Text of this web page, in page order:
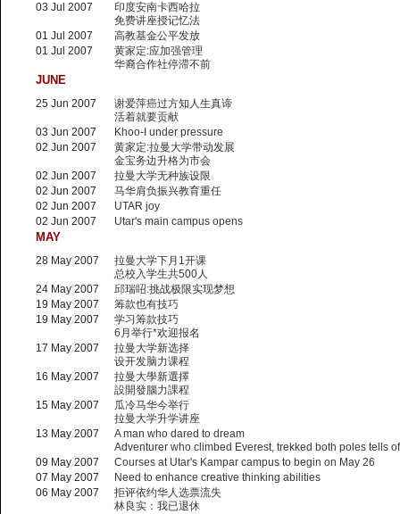
03 Jul 2007
印度安南卡西哈拉
免费讲座授记忆法
01 Jul 2007
高教基金公平发放
01 Jul 2007
黄家定:应加强管理
华裔合作社停滞不前
JUNE
25 Jun 2007
谢爱萍癌过方知人生真谛
活着就要贡献
03 Jun 2007
Khoo-I under pressure
02 Jun 2007
黄家定:拉曼大学带动发展
金宝务边升格为市会
02 Jun 2007
拉曼大学无种族设限
02 Jun 2007
马华肩负振兴教育重任
02 Jun 2007
UTAR joy
02 Jun 2007
Utar's main campus opens
MAY
28 May 2007
拉曼大学下月1开课
总校入学生共500人
24 May 2007
邱瑞眧:挑战极限实现梦想
19 May 2007
筹款也有技巧
19 May 2007
学习筹款技巧
6月举行*欢迎报名
17 May 2007
拉曼大学新选择
设开发脑力课程
16 May 2007
拉曼大學新選擇
設開發腦力課程
15 May 2007
瓜冷马华今举行
拉曼大学升学讲座
13 May 2007
A man who dared to dream
Adventurer who climbed Everest, trekked both poles tells
09 May 2007
Courses at Utar's Kampar campus to begin on May 26
07 May 2007
Need to enhance creative thinking abilities
06 May 2007
拒评依约华人选票流失
林良实：我已退休